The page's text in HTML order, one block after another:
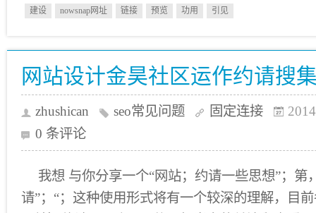
建设 nowsnap网址 链接 预览 功用 引见
网站设计金昊社区运作约请搜
zhushican seo常见问题 固定连接
0 条评论
我想 与你分享一个“网站；约请一些思想”；第
请”；“；这种使用形式将有一个较深的理解，目